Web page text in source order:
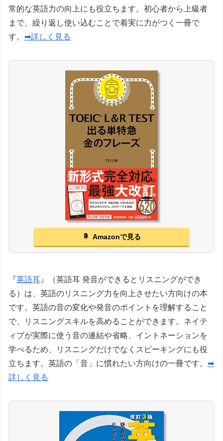
常的な英語力の向上にも役立ちます。初心者から上級者
まで、繰り返し使い込むことで着実に力がつく一冊で
す。 ➡詳しく見る
Amazonで見る
『英語耳 』（英語耳 発音ができるとリスニングができ
る）は、英語のリスニング力を向上させたい方向けの本
です。英語の音の変化や発音のポイントを理解すること
で、リスニングスキルを高めることができます。ネイテ
ィブが実際に使う音の連結や省略、イントネーションを
学べるため、リスニングだけでなくスピーキングにも役
立ちます。英語の「音」に慣れたい方向けの一冊です。 ➡
詳しく見る